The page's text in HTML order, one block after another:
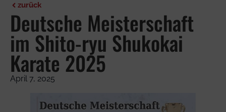
zurück
Deutsche Meisterschaft
im Shito-ryu Shukokai
Karate 2025
April 7, 2025